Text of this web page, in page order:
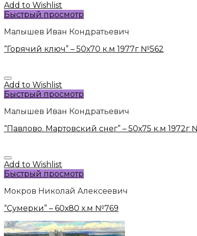
Add to Wishlist
Быстрый просмотр
Малышев Иван Кондратьевич
“Горячий ключ” – 50х70 к.м 1977г №562
Add to Wishlist
Быстрый просмотр
Малышев Иван Кондратьевич
“Павлово. Мартовский снег” – 50х75 к.м 1972г
Add to Wishlist
Быстрый просмотр
Мокров Николай Алексеевич
“Сумерки” – 60х80 х.м №769